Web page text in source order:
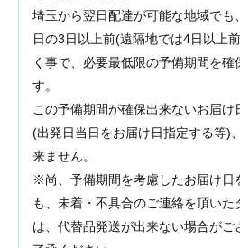
埼玉から翌日配達が可能な地域でも
日の3日以上前(遠隔地では4日以上
く事で、必要最低限の予備期間を
す。
この予備期間が確保出来ないお届け
(出発日当日をお届け日指定する等)
来ません。
※尚、予備期間を考慮したお届け日
も、未着・不具合のご連絡を頂いた
は、代替品発送が出来ない場合が